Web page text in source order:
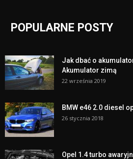
POPULARNE POSTY
Jak dbać o
Akumulator zimą
22 września 2019
BMW e46 2.0 diesel
26 stycznia 2018
Opel 1.4 turbo